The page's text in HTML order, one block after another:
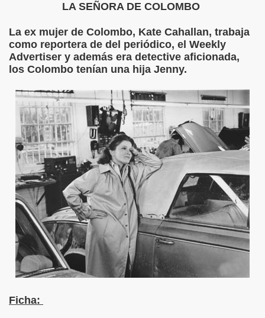
LA SEÑORA DE COLOMBO
La ex mujer de Colombo, Kate Cahallan, trabaja
como reportera de del periódico, el Weekly
Advertiser y además era detective aficionada,
los Colombo tenían una hija Jenny.
Ficha: